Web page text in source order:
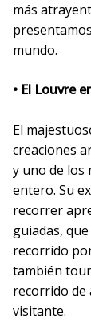
más
mundo.
• El Louvre
El
creaciones
y uno de los
entero. Su
recorrer
guiadas,
recorrido
también
recorrido de
visitante.